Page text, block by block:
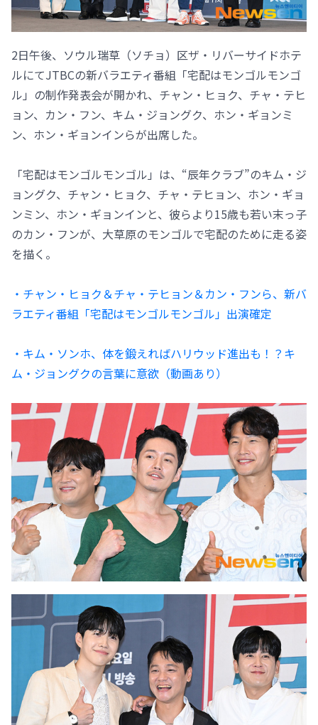
2日午後、ソウル瑞草（ソチョ）区ザ・リバーサイドホテ
ルにてJTBCの新バラエティ番組「宅配はモンゴルモンゴ
ル」の制作発表会が開かれ、チャン・ヒョク、チャ・テヒ
ョン、カン・フン、キム・ジョングク、ホン・ギョンミ
ン、ホン・ギョンインらが出席した。
「宅配はモンゴルモンゴル」は、“辰年クラブ”のキム・ジ
ョングク、チャン・ヒョク、チャ・テヒョン、ホン・ギョ
ンミン、ホン・ギョンインと、彼らより15歳も若い末っ子
のカン・フンが、大草原のモンゴルで宅配のために走る姿
を描く。
・チャン・ヒョク＆チャ・テヒョン＆カン・フンら、新バ
ラエティ番組「宅配はモンゴルモンゴル」出演確定
・キム・ソンホ、体を鍛えればハリウッド進出も！？キ
ム・ジョングクの言葉に意欲（動画あり）